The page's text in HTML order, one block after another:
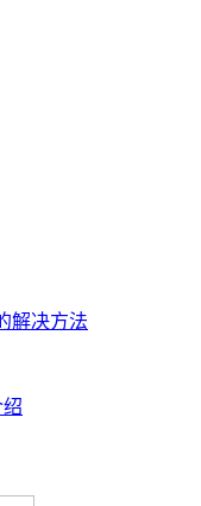
解决方法
绍